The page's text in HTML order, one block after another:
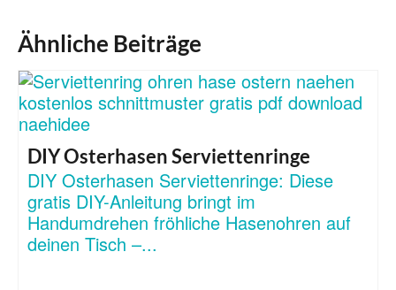
Ähnliche Beiträge
DIY Osterhasen Serviettenringe
DIY Osterhasen Serviettenringe: Diese
gratis DIY-Anleitung bringt im
Handumdrehen fröhliche Hasenohren auf
deinen Tisch –...